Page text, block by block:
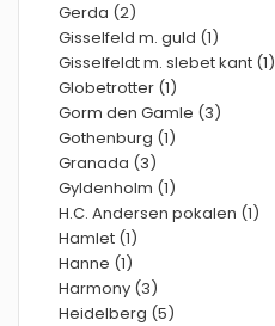
Gerda (2)
Gisselfeld m. guld (1)
Gisselfeldt m. slebet kant (1)
Globetrotter (1)
Gorm den Gamle (3)
Gothenburg (1)
Granada (3)
Gyldenholm (1)
H.C. Andersen pokalen (1)
Hamlet (1)
Hanne (1)
Harmony (3)
Heidelberg (5)